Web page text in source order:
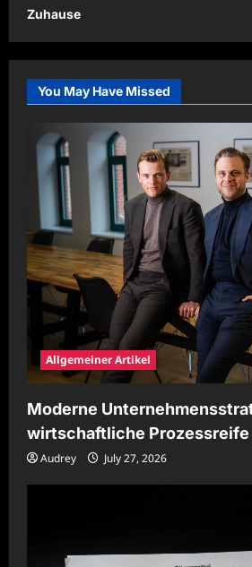
Zuhause
You May Have Missed
Allgemeiner Artikel
Moderne
wirtschaftliche Prozessreife
Audrey July 27, 2026